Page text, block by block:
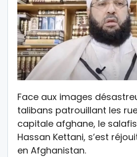
Face aux images
talibans patrouillant les
capitale afghane, le
Hassan Kettani, s’est
en Afghanistan.